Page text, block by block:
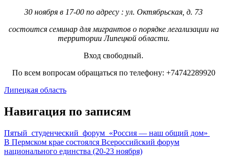
30 ноября в 17-00 по адресу : ул. Октябрьская, д. 73
состоится семинар для мигрантов о порядке легализации на
территории Липецкой области.
Вход свободный.
По всем вопросам обращаться по телефону: +74742289920
Липецкая область
Навигация по записям
Пятый студенческий форум «Россия — наш общий дом»
В Пермском крае состоялся Всероссийский форум
национального единства (20-23 ноября)